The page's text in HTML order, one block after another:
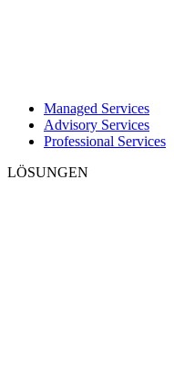
Managed Services
Advisory Services
Professional Services
LÖSUNGEN